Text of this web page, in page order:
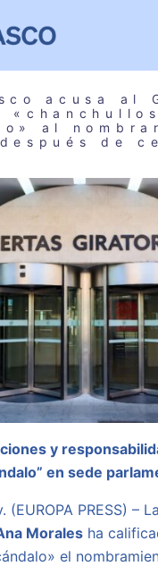
acusa al
al
de
y
en sede
(EUROPA PRESS) –
Morales ha
el